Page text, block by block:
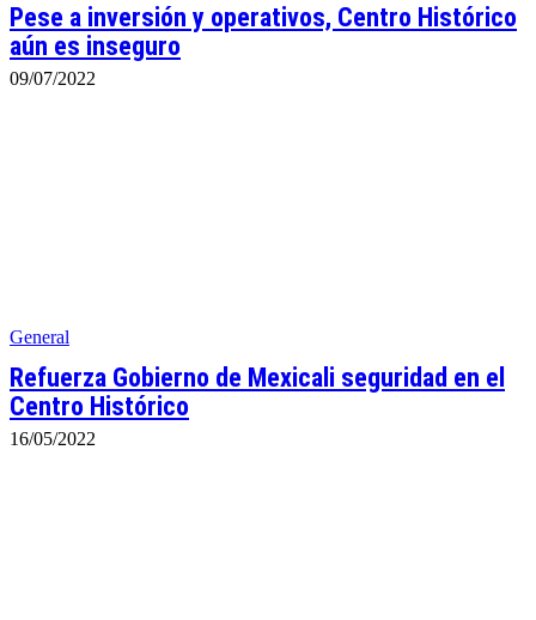
Pese a inversión y operativos, Centro Histórico
aún es inseguro
09/07/2022
General
Refuerza Gobierno de Mexicali seguridad en el
Centro Histórico
16/05/2022